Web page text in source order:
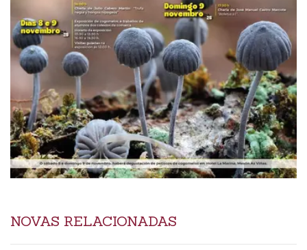
NOVAS RELACIONADAS